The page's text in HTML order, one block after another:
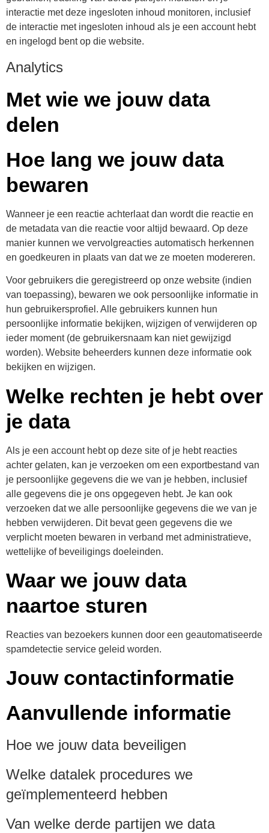
interactie met deze ingesloten inhoud monitoren, inclusief
de interactie met ingesloten inhoud als je een account hebt
en ingelogd bent op die website.
Analytics
Met wie we jouw data
delen
Hoe lang we jouw data
bewaren
Wanneer je een reactie achterlaat dan wordt die reactie en
de metadata van die reactie voor altijd bewaard. Op deze
manier kunnen we vervolgreacties automatisch herkennen
en goedkeuren in plaats van dat we ze moeten modereren.
Voor gebruikers die geregistreerd op onze website (indien
van toepassing), bewaren we ook persoonlijke informatie in
hun gebruikersprofiel. Alle gebruikers kunnen hun
persoonlijke informatie bekijken, wijzigen of verwijderen op
ieder moment (de gebruikersnaam kan niet gewijzigd
worden). Website beheerders kunnen deze informatie ook
bekijken en wijzigen.
Welke rechten je hebt over
je data
Als je een account hebt op deze site of je hebt reacties
achter gelaten, kan je verzoeken om een exportbestand van
je persoonlijke gegevens die we van je hebben, inclusief
alle gegevens die je ons opgegeven hebt. Je kan ook
verzoeken dat we alle persoonlijke gegevens die we van je
hebben verwijderen. Dit bevat geen gegevens die we
verplicht moeten bewaren in verband met administratieve,
wettelijke of beveiligings doeleinden.
Waar we jouw data
naartoe sturen
Reacties van bezoekers kunnen door een geautomatiseerde
spamdetectie service geleid worden.
Jouw contactinformatie
Aanvullende informatie
Hoe we jouw data beveiligen
Welke datalek procedures we
geïmplementeerd hebben
Van welke derde partijen we data